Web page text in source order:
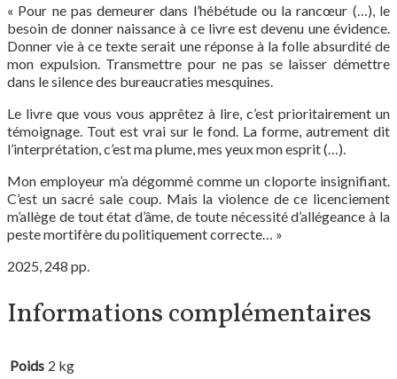
« Pour ne pas demeurer dans l’hébétude ou la rancœur (…), le
besoin de donner naissance à ce livre est devenu une évidence.
Donner vie à ce texte serait une réponse à la folle absurdité de
mon expulsion. Transmettre pour ne pas se laisser démettre
dans le silence des bureaucraties mesquines.
Le livre que vous vous apprêtez à lire, c’est prioritairement un
témoignage. Tout est vrai sur le fond. La forme, autrement dit
l’interprétation, c’est ma plume, mes yeux mon esprit (…)
Mon employeur m’a dégommé comme un cloporte insignifiant.
C’est un sacré sale coup. Mais la violence de ce licenciement
m’allège de tout état d’âme, de toute nécessité d’allégeance à la
peste mortifère du politiquement correcte… »
2025, 248 pp.
Informations complémentaires
Poids 2 kg